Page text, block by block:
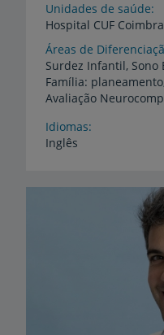
Unidades de saúde
Hospital CUF Coimbra
Áreas de
Surdez Infantil, Sono
Família:
Idiomas
Inglês